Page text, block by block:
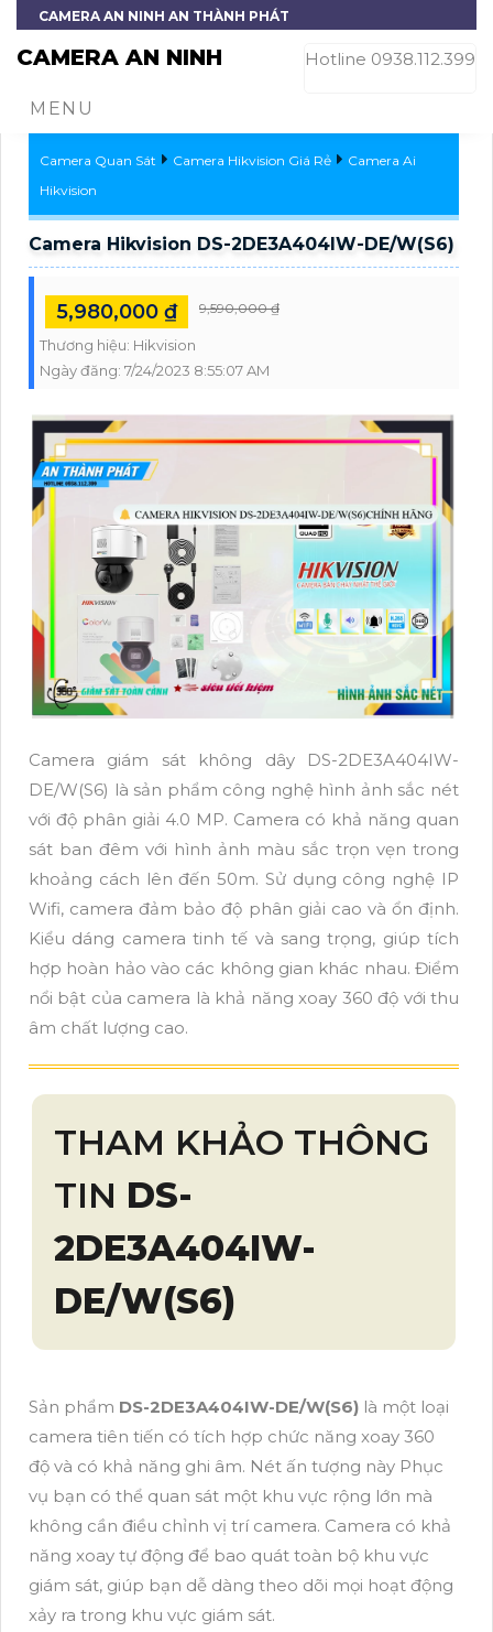
CAMERA AN NINH AN THÀNH PHÁT
CAMERA AN NINH Hotline 0938.112.399
MENU
Camera Quan Sát Camera Hikvision Giá Rẻ
Camera Ai
Hikvision
Camera Hikvision DS-2DE3A404IW-DE/W(S6)
5,980,000 ₫ 9,590,000 ₫
Thương hiệu: Hikvision
Ngày đăng: 7/24/2023 8:55:07 AM
Camera giám sát không dây DS-2DE3A404IW-
DE/W(S6) là sản phẩm công nghệ hình ảnh sắc nét
với độ phân giải 4.0 MP. Camera có khả năng quan
sát ban đêm với hình ảnh màu sắc trọn vẹn trong
khoảng cách lên đến 50m. Sử dụng công nghệ IP
Wifi, camera đảm bảo độ phân giải cao và ổn định.
Kiểu dáng camera tinh tế và sang trọng, giúp tích
hợp hoàn hảo vào các không gian khác nhau. Điểm
nổi bật của camera là khả năng xoay 360 độ với thu
âm chất lượng cao.
THAM KHẢO THÔNG
TIN DS-
2DE3A404IW-
DE/W(S6)
Sản phẩm DS-2DE3A404IW-DE/W(S6) là một loại
camera tiên tiến có tích hợp chức năng xoay 360
độ và có khả năng ghi âm. Nét ấn tượng này Phục
vụ bạn có thể quan sát một khu vực rộng lớn mà
không cần điều chỉnh vị trí camera. Camera có khả
năng xoay tự động để bao quát toàn bộ khu vực
giám sát, giúp bạn dễ dàng theo dõi mọi hoạt động
xảy ra trong khu vực giám sát.